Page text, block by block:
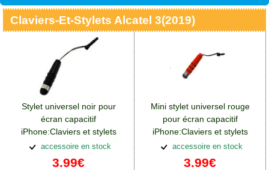
Claviers-Et-Stylets Alcatel 3(2019)
Stylet universel noir pour
écran capacitif
iPhone:Claviers et stylets
Alcatel 3(2019)
accessoire en stock
3.99€
Mini stylet universel rouge
pour écran capacitif
iPhone:Claviers et stylets
Alcatel 3(2019)
accessoire en stock
3.99€